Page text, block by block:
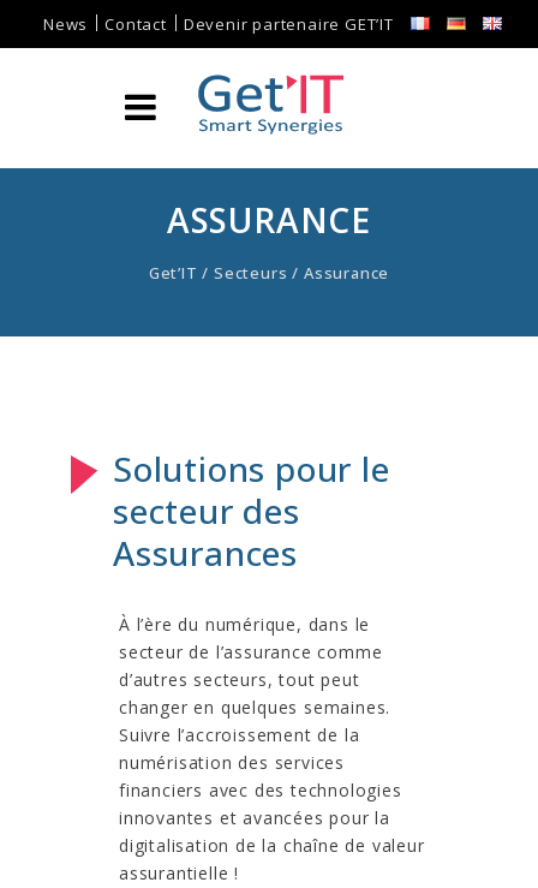
News Contact Devenir partenaire GET’IT
ASSURANCE
Get’IT /Secteurs / Assurance
Solutions pour le
secteur des
Assurances
À l’ère du numérique, dans le
secteur de l’assurance comme
d’autres secteurs, tout peut
changer en quelques semaines.
Suivre l’accroissement de la
numérisation des services
financiers avec des technologies
innovantes et avancées pour la
digitalisation de la chaîne de valeur
assurantielle !